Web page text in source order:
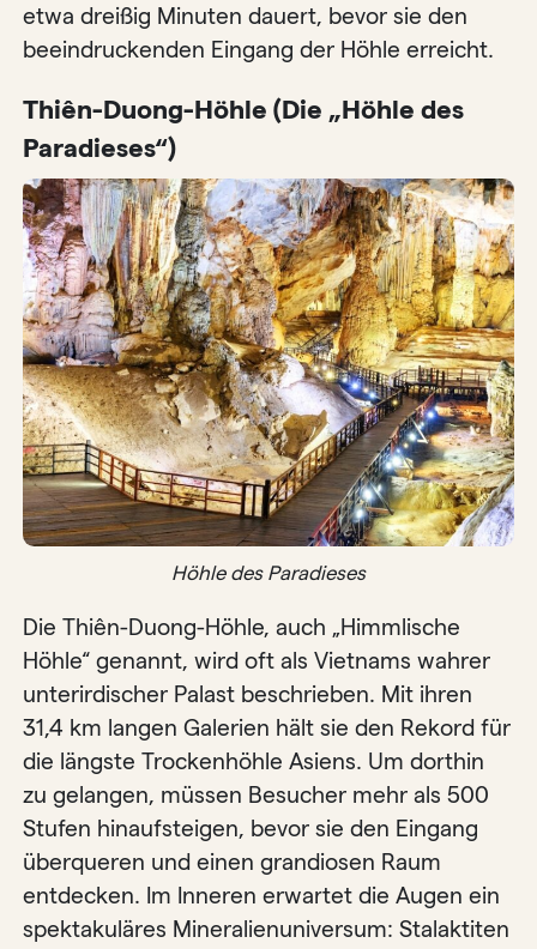
etwa dreißig Minuten dauert, bevor sie den
beeindruckenden Eingang der Höhle erreicht.
Thiên-Duong-Höhle (Die „Höhle des
Paradieses“)
Höhle des Paradieses
Die Thiên-Duong-Höhle, auch „Himmlische
Höhle“ genannt, wird oft als Vietnams wahrer
unterirdischer Palast beschrieben. Mit ihren
31,4 km langen Galerien hält sie den Rekord für
die längste Trockenhöhle Asiens. Um dorthin
zu gelangen, müssen Besucher mehr als 500
Stufen hinaufsteigen, bevor sie den Eingang
überqueren und einen grandiosen Raum
entdecken. Im Inneren erwartet die Augen ein
spektakuläres Mineralienuniversum: Stalaktiten